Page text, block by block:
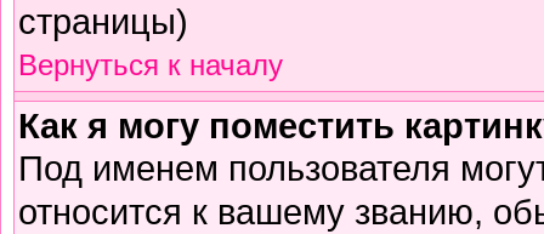
страницы)
Вернуться к началу
Как я могу поместить
Под именем пользователя
относится к вашему званию,